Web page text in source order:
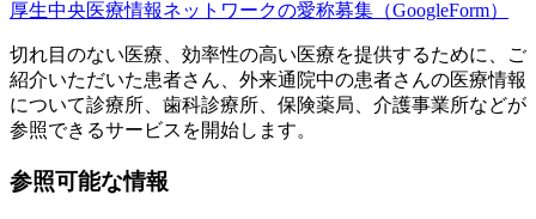
厚生中央医療情報ネットワークの愛称募集（GoogleForm）
切れ目のない医療、効率性の高い医療を提供するために、ご
紹介いただいた患者さん、外来通院中の患者さんの医療情報
について診療所、歯科診療所、保険薬局、介護事業所などが
参照できるサービスを開始します。
参照可能な情報